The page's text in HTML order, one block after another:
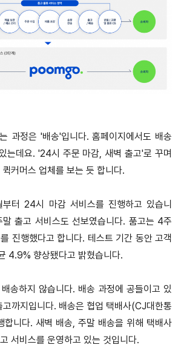
과정은 '배송'입니다.홈페이지에서도 배송
는데요. '24시 주문 마감, 새벽 출고'로 꾸며
커머스 업체를 보는 듯 합니다.
터 24시 마감 서비스를 진행하고 있습니
출고 서비스도 선보였습니다. 품고는 4주
진행했다고 합니다. 테스트 기간 동안 고객
4.9% 향상됐다고 밝혔습니다.
송하지 않습니다. 배송 과정에 공들이고 있
까지입니다. 배송은 협업 택배사(CJ대한통
합니다. 새벽 배송, 주말 배송을 위해 택배사
서비스를 운영하고 있는 것입니다.